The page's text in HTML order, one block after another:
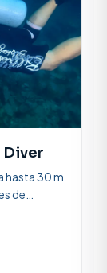
Diver
hasta 30 m
de